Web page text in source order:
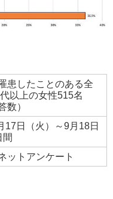
患したことのある全
以上の女性515名
数）
17日（火）～9月18日
間
ットアンケート